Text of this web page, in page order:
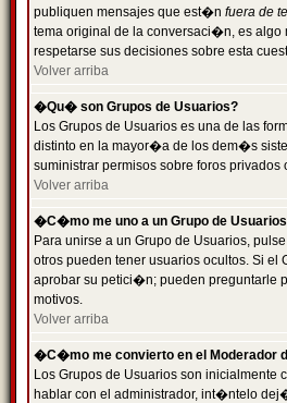
publiquen mensajes que est�n fuera de
tema original de la conversaci�n, es algo
respetarse sus decisiones sobre esta
Volver arriba
�Qu� son Grupos de Usuarios?
Los Grupos de Usuarios es una de las
distinto en la mayor�a de los dem�s
suministrar permisos sobre foros
Volver arriba
�C�mo me uno a un Grupo de
Para unirse a un Grupo de Usuarios,
otros pueden tener usuarios ocultos. Si
aprobar su petici�n; pueden preguntarle
motivos.
Volver arriba
�C�mo me convierto en el Moderador
Los Grupos de Usuarios son
hablar con el administrador, int�ntelo